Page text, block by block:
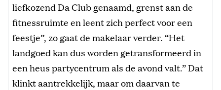
liefkozend Da Club genaamd, grenst aan de
fitnessruimte en leent zich perfect voor een
feestje”, zo gaat de makelaar verder. “Het
landgoed kan dus worden getransformeerd in
een heus partycentrum als de avond valt.” Dat
klinkt aantrekkelijk, maar om daarvan te